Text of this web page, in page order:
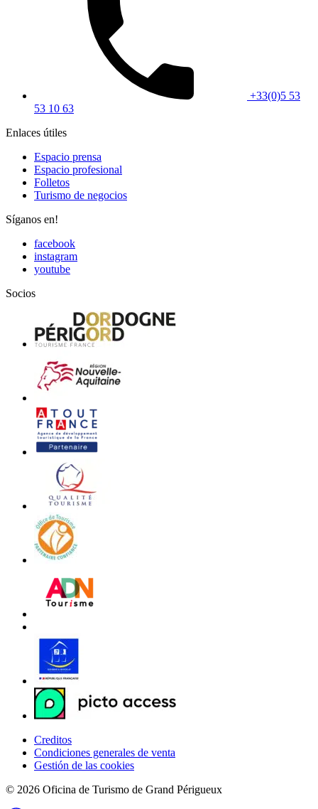
+33(0)5 53
53 10 63
Enlaces útiles
Espacio prensa
Espacio profesional
Folletos
Turismo de negocios
Síganos en!
facebook
instagram
youtube
Socios
Creditos
Condiciones generales de venta
Gestión de las cookies
© 2026 Oficina de Turismo de Grand Périgueux